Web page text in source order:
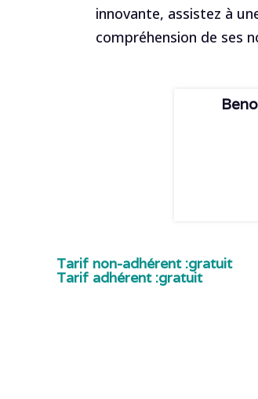
innovante, assistez à
compréhension de ses
Tarif non-adhérent :gratuit
Tarif adhérent :gratuit